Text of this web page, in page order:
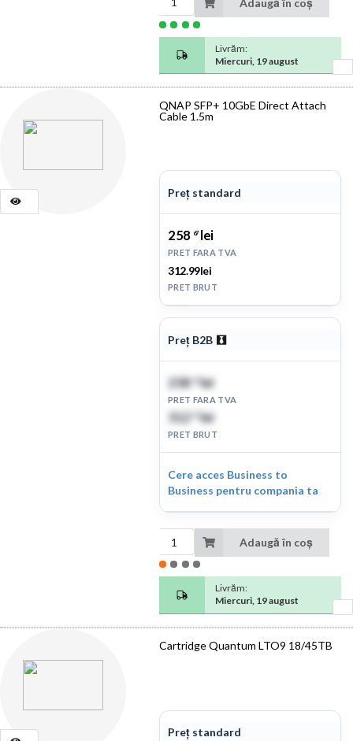
Livrăm:
Miercuri, 19 august
QNAP SFP+ 10GbE Direct Attach
Cable 1.5m
Preț standard
258 67lei
PRET FARA TVA
312.99lei
PRET BRUT
Preț B2B
258 lei
PRET FARA TVA
312 lei
PRET BRUT
Cere acces Business to
Business pentru compania ta
Adaugă în coș
Livrăm:
Miercuri, 19 august
Cartridge Quantum LTO9 18/45TB
Preț standard